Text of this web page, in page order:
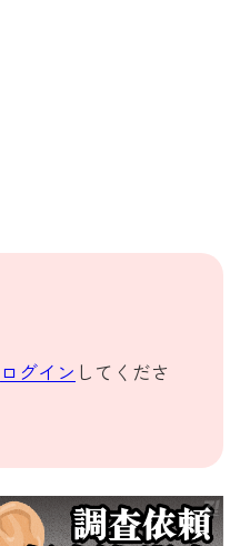
ログイン してくださ